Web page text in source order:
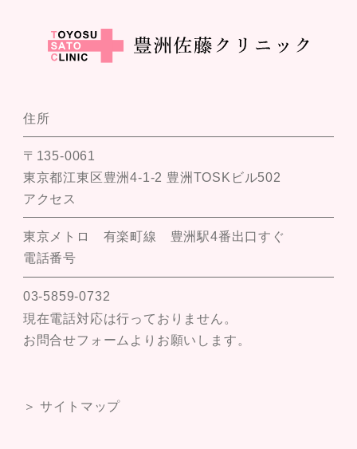
住所
〒135-0061
東京都江東区豊洲4-1-2 豊洲TOSKビル502
アクセス
東京メトロ 有楽町線 豊洲駅4番出口すぐ
電話番号
03-5859-0732
現在電話対応は行っておりません。
お問合せフォームよりお願いします。
＞ サイトマップ